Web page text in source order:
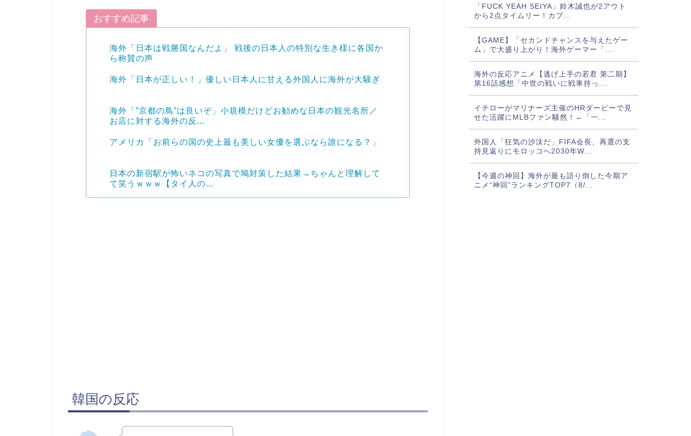
おすすめ記事
海外「日本は戦勝国なんだよ」 戦後の日本人の特別な生き様に各国か
ら称賛の声
海外「日本が正しい！」優しい日本人に甘える外国人に海外が大騒ぎ
海外「”京都の鳥”は良いぞ」小規模だけどお勧めな日本の観光名所／
お店に対する海外の反...
アメリカ「お前らの国の史上最も美しい女優を選ぶなら誰になる？」
日本の新宿駅が怖いネコの写真で鳩対策した結果→ちゃんと理解して
て笑うｗｗｗ【タイ人の...
韓国の反応
「FUCK YEAH SEIYA」鈴木誠也が2アウト
から2点タイムリー！カブ...
【GAME】「セカンドチャンスを与えたゲー
ム」で大盛り上がり！海外ゲーマー「...
海外の反応アニメ【逃げ上手の若君 第二期】
第16話感想「中世の戦いに戦車持っ...
イチローがマリナーズ主催のHRダービーで見
せた活躍にMLBファン騒然！←「一...
外国人「狂気の沙汰だ」FIFA会長、再選の支
持見返りにモロッコへ2030年W...
【今週の神回】海外が最も語り倒した今期ア
ニメ“神回”ランキングTOP7（8/...